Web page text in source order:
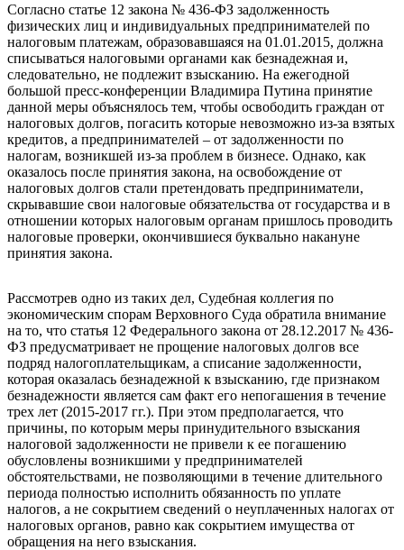
Согласно статье 12 закона № 436-ФЗ задолженность
физических лиц и индивидуальных предпринимателей по
налоговым платежам, образовавшаяся на 01.01.2015, должна
списываться налоговыми органами как безнадежная и,
следовательно, не подлежит взысканию. На ежегодной
большой пресс-конференции Владимира Путина принятие
данной меры объяснялось тем, чтобы освободить граждан от
налоговых долгов, погасить которые невозможно из-за взятых
кредитов, а предпринимателей – от задолженности по
налогам, возникшей из-за проблем в бизнесе. Однако, как
оказалось после принятия закона, на освобождение от
налоговых долгов стали претендовать предприниматели,
скрывавшие свои налоговые обязательства от государства и в
отношении которых налоговым органам пришлось проводить
налоговые проверки, окончившиеся буквально накануне
принятия закона.
Рассмотрев одно из таких дел, Судебная коллегия по
экономическим спорам Верховного Суда обратила внимание
на то, что статья 12 Федерального закона от 28.12.2017 № 436-
ФЗ предусматривает не прощение налоговых долгов все
подряд налогоплательщикам, а списание задолженности,
которая оказалась безнадежной к взысканию, где признаком
безнадежности является сам факт его непогашения в течение
трех лет (2015-2017 гг.). При этом предполагается, что
причины, по которым меры принудительного взыскания
налоговой задолженности не привели к ее погашению
обусловлены возникшими у предпринимателей
обстоятельствами, не позволяющими в течение длительного
периода полностью исполнить обязанность по уплате
налогов, а не сокрытием сведений о неуплаченных налогах от
налоговых органов, равно как сокрытием имущества от
обращения на него взыскания.